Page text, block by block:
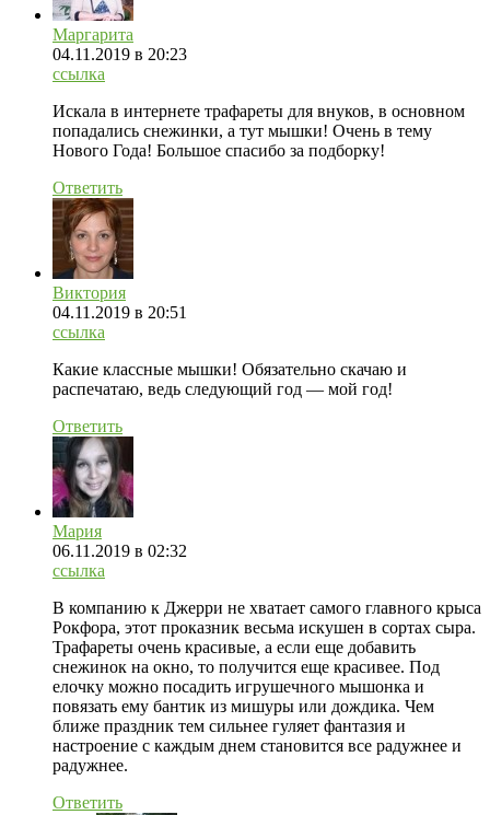
Маргарита
04.11.2019 в 20:23
ссылка
Искала в интернете трафареты для внуков, в основном
попадались снежинки, а тут мышки! Очень в тему
Нового Года! Большое спасибо за подборку!
Ответить
Виктория
04.11.2019 в 20:51
ссылка
Какие классные мышки! Обязательно скачаю и
распечатаю, ведь следующий год — мой год!
Ответить
Мария
06.11.2019 в 02:32
ссылка
В компанию к Джерри не хватает самого главного крыса
Рокфора, этот проказник весьма искушен в сортах сыра.
Трафареты очень красивые, а если еще добавить
снежинок на окно, то получится еще красивее. Под
елочку можно посадить игрушечного мышонка и
повязать ему бантик из мишуры или дождика. Чем
ближе праздник тем сильнее гуляет фантазия и
настроение с каждым днем становится все радужнее и
радужнее.
Ответить